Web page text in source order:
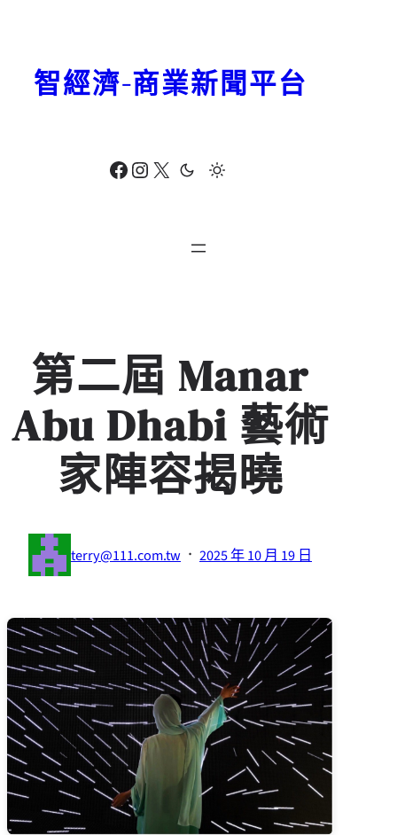
Facebook Instagram X
智經濟-商業新聞平台
第二屆 Manar
Abu Dhabi 藝術
家陣容揭曉
terry@111.com.tw · 2025 年 10 月 19 日